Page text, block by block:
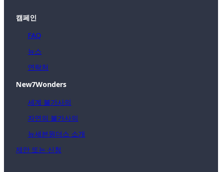
캠페인
FAQ
뉴스
연락처
New7Wonders
세계 불가사의
자연의 불가사의
뉴세븐원더스 소개
제안 또는 신청